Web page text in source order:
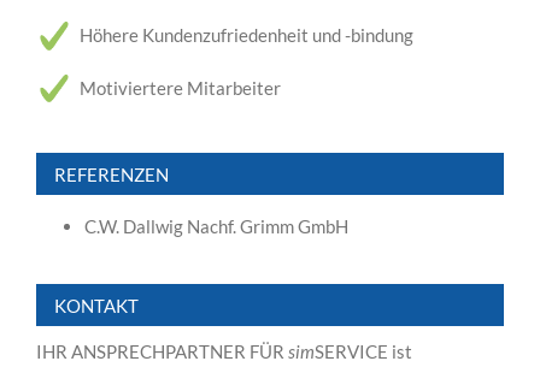
Höhere Kundenzufriedenheit und -bindung
Motiviertere Mitarbeiter
REFERENZEN
C.W. Dallwig Nachf. Grimm GmbH
KONTAKT
IHR ANSPRECHPARTNER FÜR simSERVICE ist